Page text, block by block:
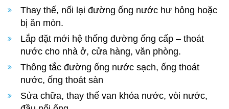
Thay thế, nối lại đường ống nước hư hỏng hoặc
bị ăn mòn.
Lắp đặt mới hệ thống đường ống cấp – thoát
nước cho nhà ở, cửa hàng, văn phòng.
Thông tắc đường ống nước sạch, ống thoát
nước, ống thoát sàn
Sửa chữa, thay thế van khóa nước, vòi nước,